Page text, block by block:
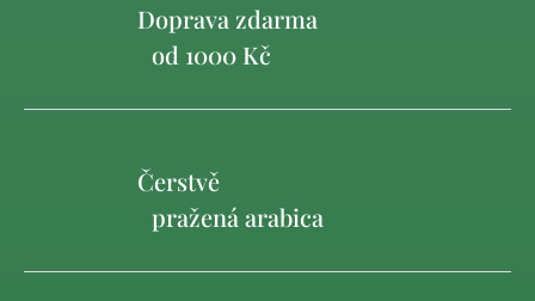
Doprava zdarma
od 1000 Kč
Čerstvě
pražená arabica